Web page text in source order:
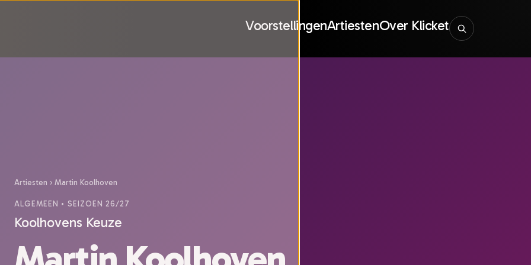
VoorstellingenArtiestenOver Klicket
Artiesten › Martin Koolhoven
ALGEMEEN • SEIZOEN 26/27
Koolhovens Keuze